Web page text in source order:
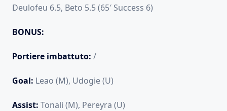
Deulofeu 6.5, Beto 5.5 (65′ Success 6)
BONUS:
Portiere imbattuto: /
Goal: Leao (M), Udogie (U)
Assist: Tonali (M), Pereyra (U)